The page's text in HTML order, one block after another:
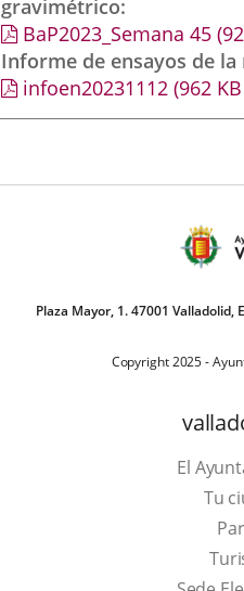
gravimétrico
BaP2023_Semana 45
Informe de ensayos de la
infoen20231112 (962 KB
Plaza Mayor, 1. 47001 Valladolid,
Copyright 2025 -
El
Tu